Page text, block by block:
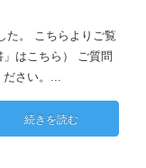
た。 こちらよりご覧
はこちら） ご質問
ださい。...
続きを読む